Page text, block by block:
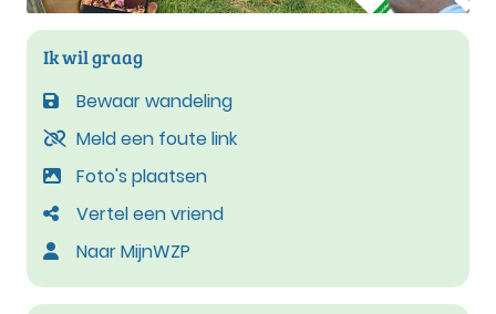
Ik wil graag
Bewaar wandeling
Meld een foute link
Foto's plaatsen
Vertel een vriend
Naar MijnWZP